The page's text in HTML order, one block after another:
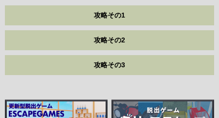
攻略その1
攻略その2
攻略その3